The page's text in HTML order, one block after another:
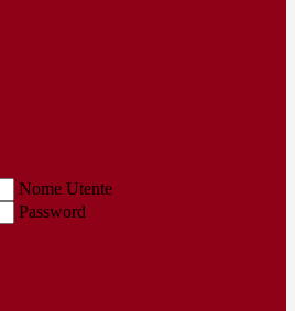
Nome Utente
Password